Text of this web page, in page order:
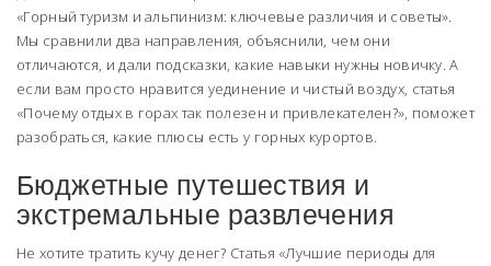
«Горный туризм и альпинизм: ключевые различия и советы».
Мы сравнили два направления, объяснили, чем они
отличаются, и дали подсказки, какие навыки нужны новичку. А
если вам просто нравится уединение и чистый воздух, статья
«Почему отдых в горах так полезен и привлекателен?», поможет
разобраться, какие плюсы есть у горных курортов.
Бюджетные путешествия и
экстремальные развлечения
Не хотите тратить кучу денег? Статья «Лучшие периоды для